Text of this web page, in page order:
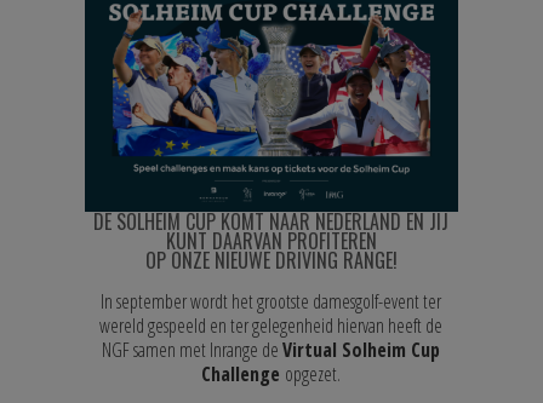
DE SOLHEIM CUP KOMT NAAR NEDERLAND EN JIJ
KUNT DAARVAN PROFITEREN
OP ONZE NIEUWE DRIVING RANGE!
In september wordt het grootste damesgolf-event ter
wereld gespeeld en ter gelegenheid hiervan heeft de
NGF samen met Inrange deVirtual Solheim Cup
Challenge opgezet.